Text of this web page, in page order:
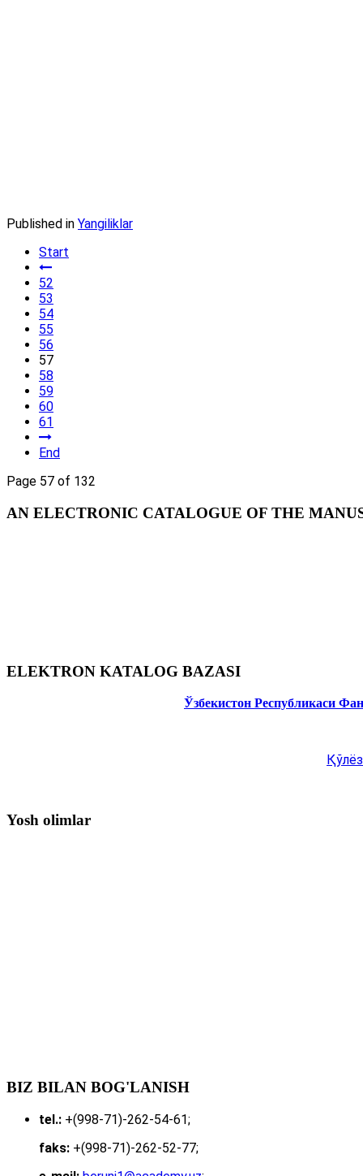
Published in Yangiliklar
Start
52
53
54
55
56
57
58
59
60
61
End
Page 57 of 132
AN ELECTRONIC CATALOGUE OF THE
ELEKTRON KATALOG BAZASI
Ўзбекистон Республикаси
Yosh olimlar
BIZ BILAN BOG'LANISH
tel.: +(998-71)-262-54-61;
faks: +(998-71)-262-52-77;